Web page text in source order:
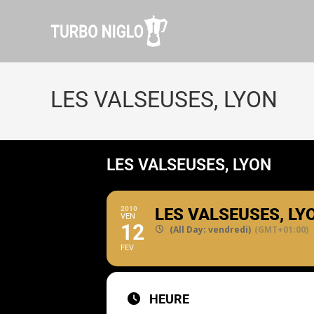
LES VALSEUSES, LYON
LES VALSEUSES, LYON
2010
VEN
12
FEV
LES VALSEUSES,
(All Day: vendredi) (GMT+01:00)
HEURE